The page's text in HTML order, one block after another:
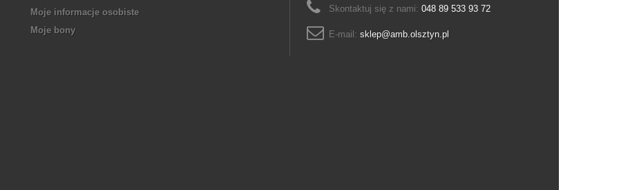
Moje informacje osobiste
Moje bony
Skontaktuj się z nami: 048 89 533 93 72
E-mail: sklep@amb.olsztyn.pl